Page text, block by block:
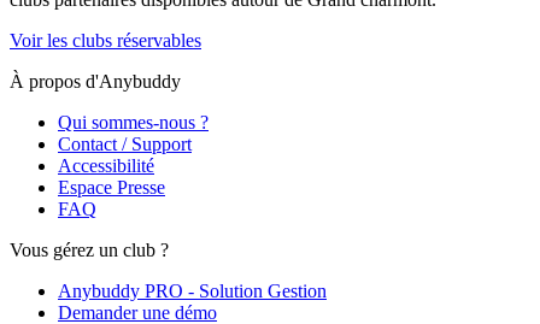
Voir les clubs réservables
À propos d'Anybuddy
Qui sommes-nous ?
Contact / Support
Accessibilité
Espace Presse
FAQ
Vous gérez un club ?
Anybuddy PRO - Solution Gestion
Demander une démo